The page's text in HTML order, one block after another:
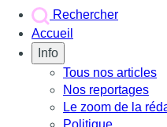
Rechercher
Accueil
Info
Tous nos articles
Nos reportages
Le zoom de la
Politique